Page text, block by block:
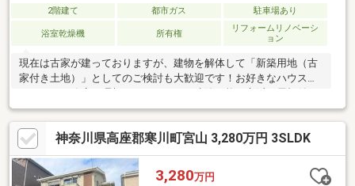
2階建て 都市ガス 駐車場あり
浴室乾燥機 所有権
リフォームリノベーシ
ョン
現在は古家が建っておりますが、建物を解体して「新築用地（古
家付き土地）」としてのご検討も大歓迎です！お好きなハウスメ
の駐車スペースや、果樹の植わったお庭など「そのまま活かせる
外構設備」があるため、外構費用を抑えた家づくりが期待できま
す。陽光あふれるこの場所で、新しい生活の基盤を築きません
か？
神奈川県高座郡寒川町宮山 3,280万円 3SLDK
3,280万円